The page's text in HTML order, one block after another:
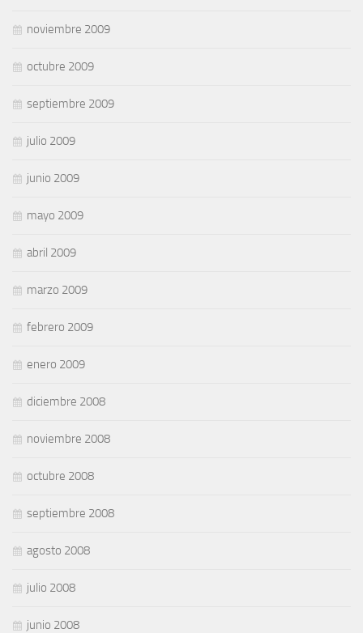
noviembre 2009
octubre 2009
septiembre 2009
julio 2009
junio 2009
mayo 2009
abril 2009
marzo 2009
febrero 2009
enero 2009
diciembre 2008
noviembre 2008
octubre 2008
septiembre 2008
agosto 2008
julio 2008
junio 2008